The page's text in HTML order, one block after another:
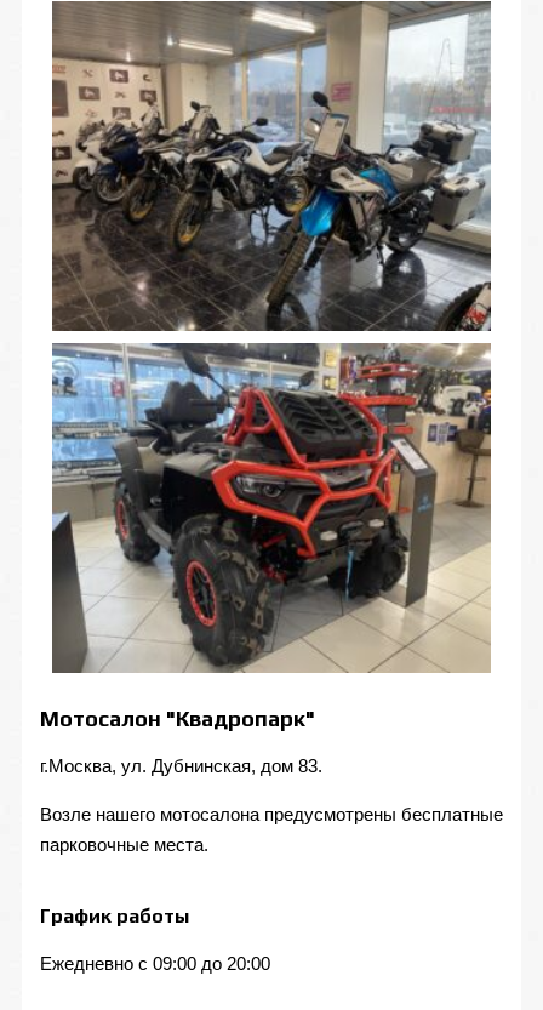
Мотосалон "Квадропарк"
г.Москва, ул. Дубнинская, дом 83.
Возле нашего мотосалона предусмотрены бесплатные
парковочные места.
График работы
Ежедневно с 09:00 до 20:00